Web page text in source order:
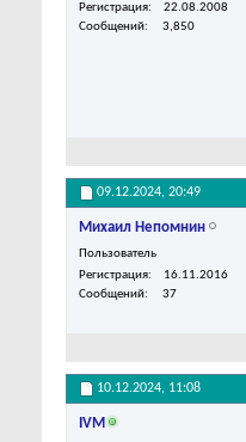
Регистрация
22.08.2008
Сообщений
3,850
09.12.2024, 20:49
Михаил Непомнин
Пользователь
Регистрация
16.11.2016
Сообщений
37
10.12.2024, 11:08
IVM